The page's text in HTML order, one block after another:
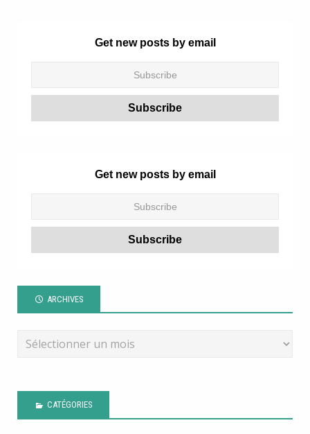
Get new posts by email
Get new posts by email
ARCHIVES
CATÉGORIES